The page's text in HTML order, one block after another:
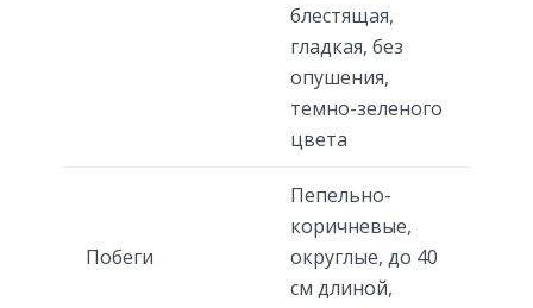
блестящая,
гладкая, без
опушения,
темно-зеленого
цвета
Побеги
Пепельно-
коричневые,
округлые, до 40
см длиной,